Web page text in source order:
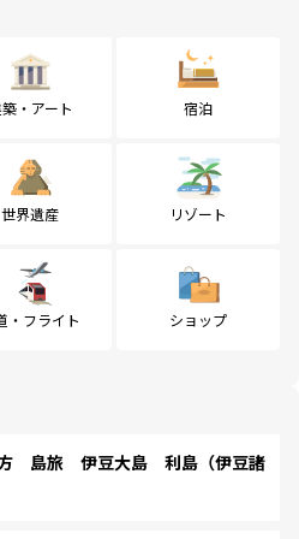
・アート 宿泊
世界遺産 リゾート
・フライト ショップ
島旅 伊豆大島 利島（伊豆諸